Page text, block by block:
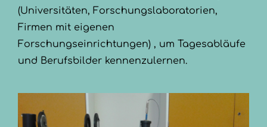
(Universitäten, Forschungslaboratorien,
Firmen mit eigenen
Forschungseinrichtungen) , um Tagesabläufe
und Berufsbilder kennenzulernen.